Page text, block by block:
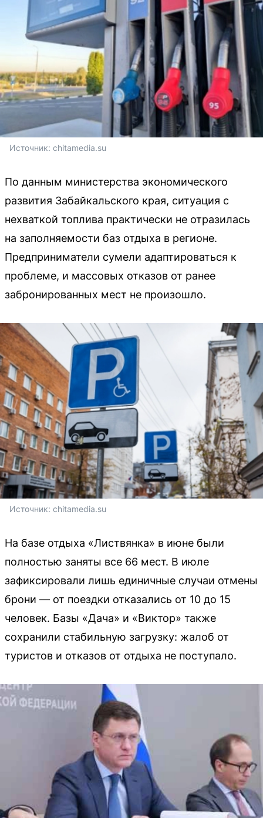
Источник: chitamedia.su
По данным министерства экономического
развития Забайкальского края, ситуация с
нехваткой топлива практически не отразилась
на заполняемости баз отдыха в регионе.
Предприниматели сумели адаптироваться к
проблеме, и массовых отказов от ранее
забронированных мест не произошло.
Источник: chitamedia.su
На базе отдыха «Листвянка» в июне были
полностью заняты все 66 мест. В июле
зафиксировали лишь единичные случаи отмены
брони — от поездки отказались от 10 до 15
человек. Базы «Дача» и «Виктор» также
сохранили стабильную загрузку: жалоб от
туристов и отказов от отдыха не поступало.